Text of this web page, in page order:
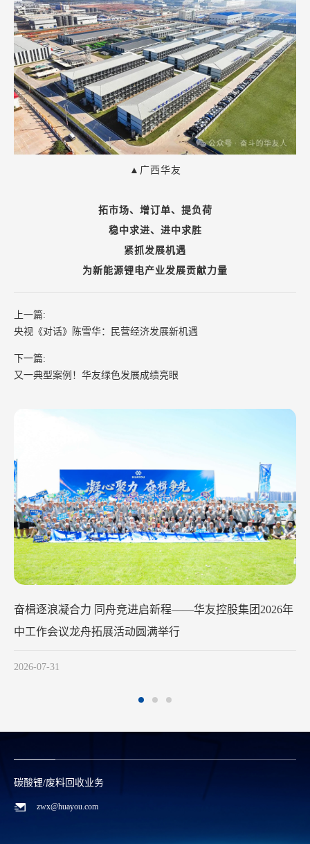
华友钴业2026年中工作会议在苏州
▲广西华友
拓市场、增订单、提负荷
稳中求进、进中求胜
紧抓发展机遇
为新能源锂电产业发展贡献力量
上一篇:
央视《对话》陈雪华：民营经济发展新机遇
下一篇:
又一典型案例！华友绿色发展成绩亮眼
碳酸锂/废料回收业务
zwx@huayou.com